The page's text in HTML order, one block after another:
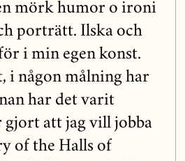
mörk humor o ironi
porträtt. Ilska och
i min egen konst.
i någon målning har
har det varit
att jag vill jobba
of the Halls of